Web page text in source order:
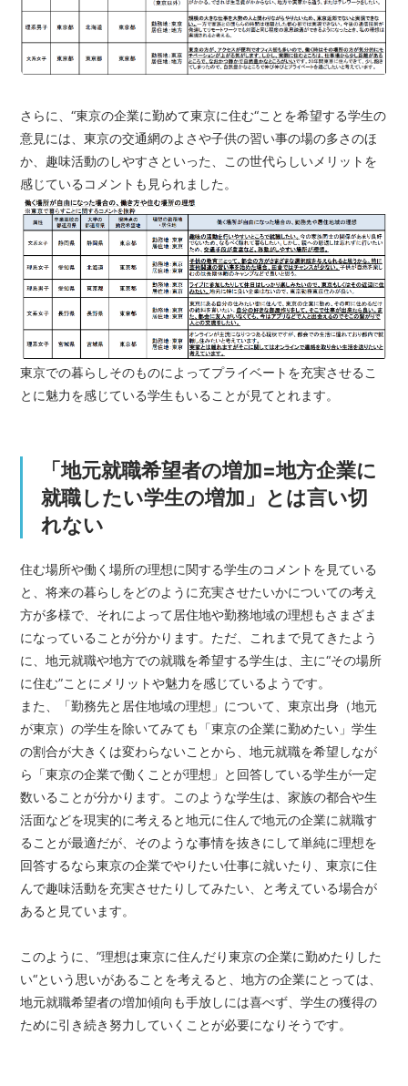
さらに、“東京の企業に勤めて東京に住む“ことを希望する学生の
意見には、東京の交通網のよさや子供の習い事の場の多さのほ
か、趣味活動のしやすさといった、この世代らしいメリットを
感じているコメントも見られました。
東京での暮らしそのものによってプライベートを充実させるこ
とに魅力を感じている学生もいることが見てとれます。
「地元就職希望者の増加=地方企業に
就職したい学生の増加」とは言い切
れない
住む場所や働く場所の理想に関する学生のコメントを見ている
と、将来の暮らしをどのように充実させたいかについての考え
方が多様で、それによって居住地や勤務地域の理想もさまざま
になっていることが分かります。ただ、これまで見てきたよう
に、地元就職や地方での就職を希望する学生は、主に“その場所
に住む”ことにメリットや魅力を感じているようです。
また、「勤務先と居住地域の理想」について、東京出身（地元
が東京）の学生を除いてみても「東京の企業に勤めたい」学生
の割合が大きくは変わらないことから、地元就職を希望しなが
ら「東京の企業で働くことが理想」と回答している学生が一定
数いることが分かります。このような学生は、家族の都合や生
活面などを現実的に考えると地元に住んで地元の企業に就職す
ることが最適だが、そのような事情を抜きにして単純に理想を
回答するなら東京の企業でやりたい仕事に就いたり、東京に住
んで趣味活動を充実させたりしてみたい、と考えている場合が
あると見ています。
このように、”理想は東京に住んだり東京の企業に勤めたりした
い“という思いがあることを考えると、地方の企業にとっては、
地元就職希望者の増加傾向も手放しには喜べず、学生の獲得の
ために引き続き努力していくことが必要になりそうです。